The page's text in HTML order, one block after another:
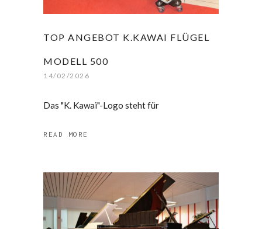
TOP ANGEBOT K.KAWAI FLÜGEL
MODELL 500
14/02/2026
Das "K. Kawai"-Logo steht für
READ MORE